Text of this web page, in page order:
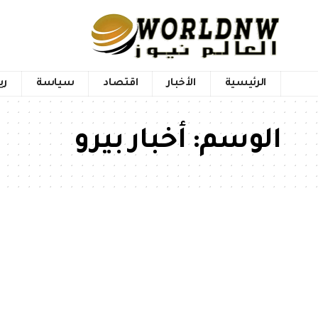
الرئيسية الأخبار اقتصاد سياسة
الوسم:أخبار بيرو